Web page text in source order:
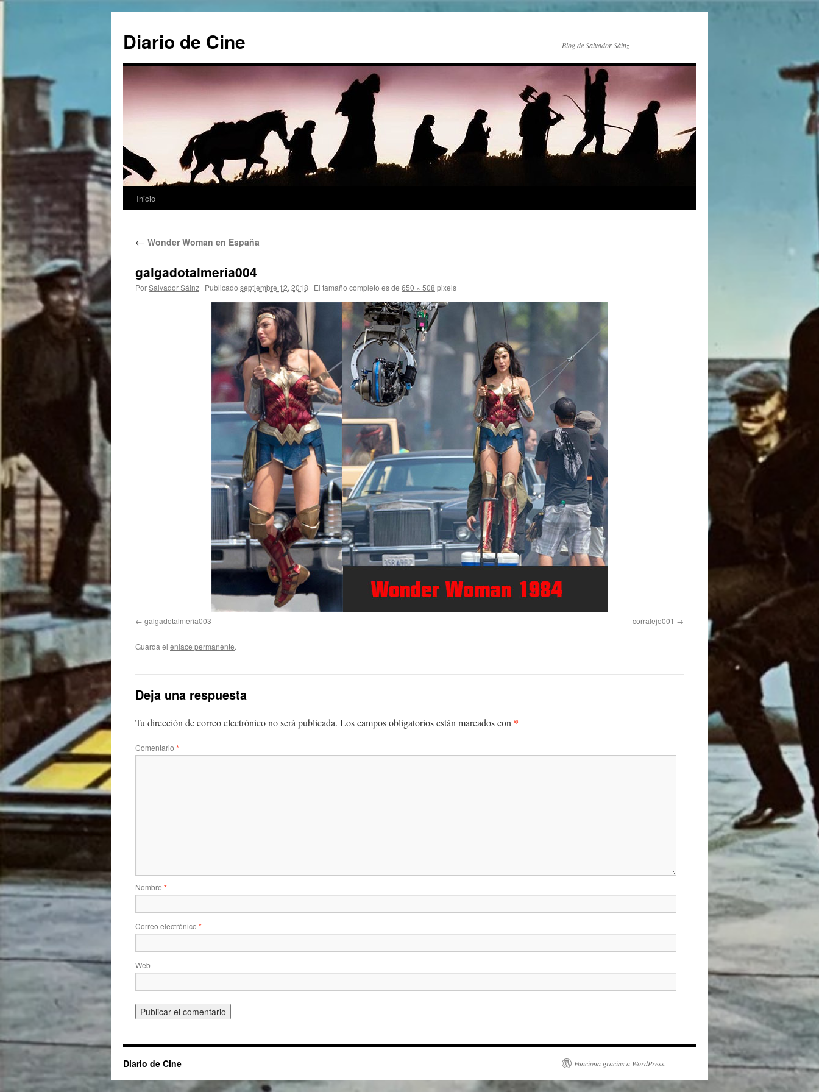
contenido
Diario de Cine Blog de Salvador Sáinz
Inicio
← Wonder Woman en España
galgadotalmeria004
PorSalvador Sáinz | Publicado septiembre 12, 2018 | El tamaño completo es de 650 × 508 pixels
galgadotalmeria003 corralejo001
Guarda el enlace permanente.
Deja una respuesta
Tu dirección de correo electrónico no será publicada. Los campos obligatorios están marcados con *
Comentario *
Nombre *
Correo electrónico *
Web
Diario de Cine Funciona gracias a WordPress.